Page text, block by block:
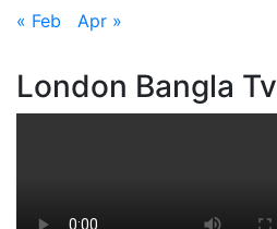
« Feb Apr »
London Bangla Tv